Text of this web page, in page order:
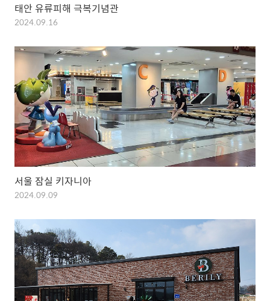
태안 유류피해 극복기념관
2024.09.16
서울 잠실 키자니아
2024.09.09